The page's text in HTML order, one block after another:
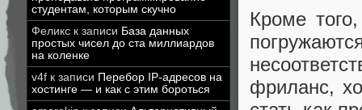
студентам, которым скучно
Феликс к записи База данных
простых чисел до ста миллиардов
на коленке
v4f к записи Перебор IP-адресов на
хостинге — и как с этим бороться
Кроме
фриланс,